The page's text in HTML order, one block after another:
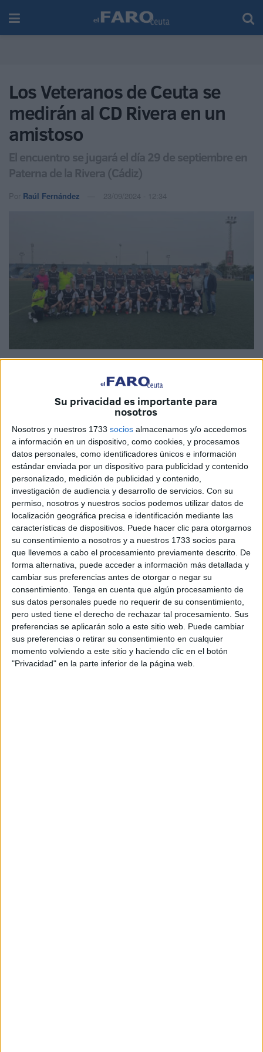
Su privacidad es importante para
nosotros
Nosotros y nuestros 1733 socios almacenamos y/o accedemos
a información en un dispositivo, como cookies, y procesamos
datos personales, como identificadores únicos e información
estándar enviada por un dispositivo para publicidad y contenido
personalizado, medición de publicidad y contenido,
investigación de audiencia y desarrollo de servicios. Con su
permiso, nosotros y nuestros socios podemos utilizar datos de
localización geográfica precisa e identificación mediante las
características de dispositivos. Puede hacer clic para otorgarnos
su consentimiento a nosotros y a nuestros 1733 socios para
que llevemos a cabo el procesamiento previamente descrito. De
forma alternativa, puede acceder a información más detallada y
cambiar sus preferencias antes de otorgar o negar su
consentimiento. Tenga en cuenta que algún procesamiento de
sus datos personales puede no requerir de su consentimiento,
pero usted tiene el derecho de rechazar tal procesamiento. Sus
preferencias se aplicarán solo a este sitio web. Puede cambiar
sus preferencias o retirar su consentimiento en cualquier
momento volviendo a este sitio y haciendo clic en el botón
"Privacidad" en la parte inferior de la página web.
Los Veteranos de Ceuta se
medirán al CD Rivera en un
amistoso
El encuentro se jugará el día 29 de septiembre en
Paterna de la Rivera (Cádiz)
Por Raúl Fernández 23/09/2024 - 12:34
Veteranos de Fútbol de Ceutatiene previsto un
desplazamiento a Paterna de la Rivera (Cádiz) donde
disputará un partido amistoso contra el equipo de
Veteranos de la localidad, elClub Deportivo Rivera
Con este evento el equipo de Ceuta devuelve la visita
realizada por esta entidad allá por el pasado mes de
marzo, donde se jugó un partido amistoso en Ceuta,en el
Campo ‘Martínez Pirri’con el resultado de 3-0 a favor de
los locales.
A la finalización del encuentro ambos conjuntos realizarán
una comida de hermandad, donde laAsociaciónespera
que prime el buen ambiente y la camaradería.
Igualmente se informa que con este amistoso
celebraremos el ‘IV Memorial Mariano Bruno- Mustafa